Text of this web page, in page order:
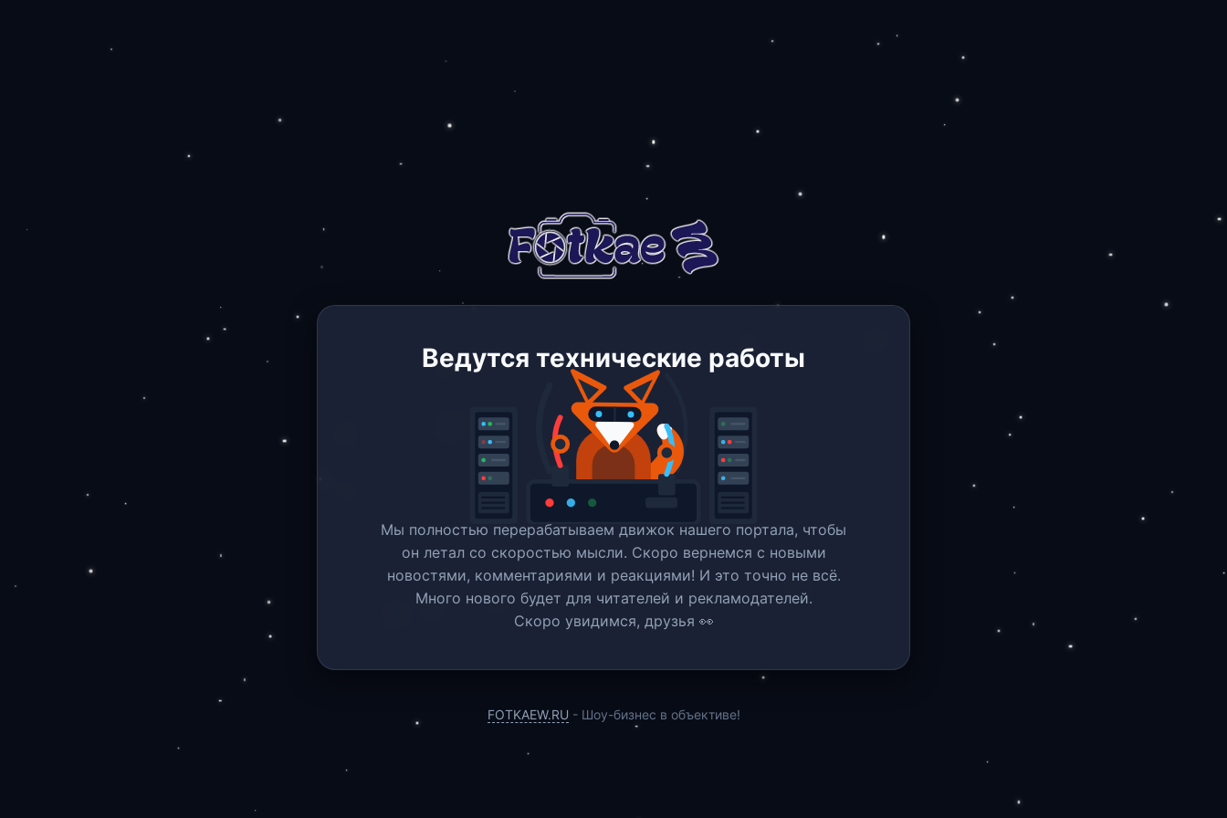
Ведутся технические работы
Мы полностью перерабатываем движок нашего портала, чтобы
он летал со скоростью мысли. Скоро вернемся c новыми
новостями, комментариями и реакциями! И это точно не всё.
Много нового будет для читателей и рекламодателей.
Скоро увидимся, друзья 👀
FOTKAEW.RU - Шоу-бизнес в объективе!